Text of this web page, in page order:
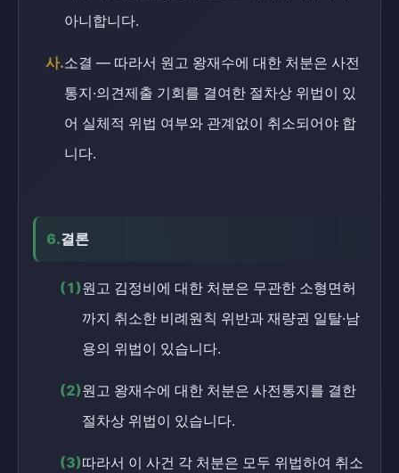
아니합니다.
사.소결 — 따라서 원고 왕재수에 대한 처분은 사전
통지·의견제출 기회를 결여한 절차상 위법이 있
어 실체적 위법 여부와 관계없이 취소되어야 합
니다.
6.결론
(1)원고 김정비에 대한 처분은 무관한 소형면허
까지 취소한 비례원칙 위반과 재량권 일탈·남
용의 위법이 있습니다.
(2)원고 왕재수에 대한 처분은 사전통지를 결한
절차상 위법이 있습니다.
(3)따라서 이 사건 각 처분은 모두 위법하여 취소